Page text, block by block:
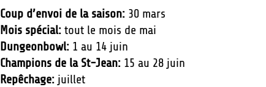
Coup d’envoi de la saison: 30 mars
Mois spécial: tout le mois de mai
Dungeonbowl: 1 au 14 juin
Champions de la St-Jean: 15 au 28 juin
Repêchage: juillet